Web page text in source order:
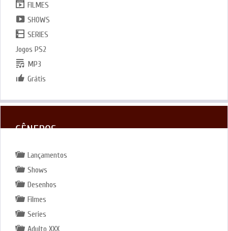
FILMES
SHOWS
SERIES
Jogos PS2
MP3
Grátis
GÊNEROS
Lançamentos
Shows
Desenhos
Filmes
Series
Adulto XXX